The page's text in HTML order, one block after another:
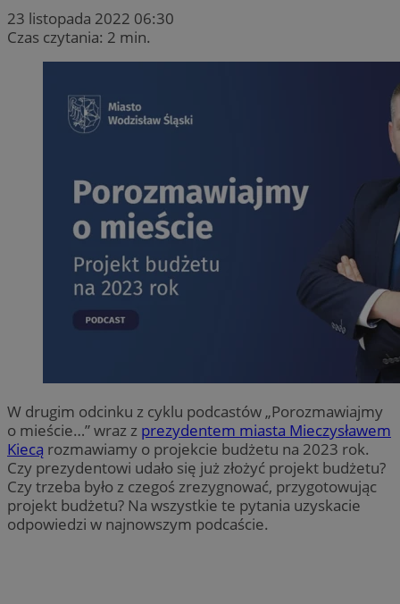
23 listopada 2022 06:30
Czas czytania: 2 min.
W drugim odcinku z cyklu podcastów „Porozmawiajmy
o mieście…” wraz z prezydentem miasta Mieczysławem
Kiecą rozmawiamy o projekcie budżetu na 2023 rok.
Czy prezydentowi udało się już złożyć projekt budżetu?
Czy trzeba było z czegoś zrezygnować, przygotowując
projekt budżetu? Na wszystkie te pytania uzyskacie
odpowiedzi w najnowszym podcaście.